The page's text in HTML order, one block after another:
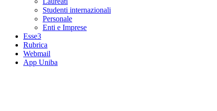
Studenti internazionali
Personale
Enti e Imprese
Esse3
Rubrica
Webmail
App Uniba